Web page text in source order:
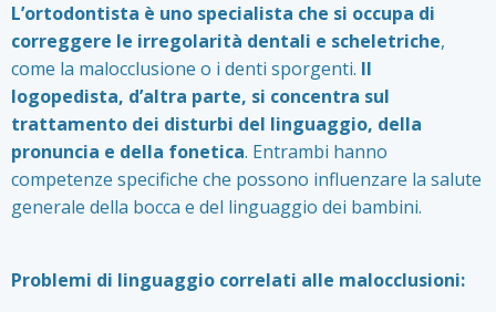
L’ortodontista è uno specialista che si occupa di
correggere le irregolarità dentali e scheletriche,
come la malocclusione o i denti sporgenti. Il
logopedista, d’altra parte, si concentra sul
trattamento dei disturbi del linguaggio, della
pronuncia e della fonetica. Entrambi hanno
competenze specifiche che possono influenzare la salute
generale della bocca e del linguaggio dei bambini.
Problemi di linguaggio correlati alle malocclusioni: